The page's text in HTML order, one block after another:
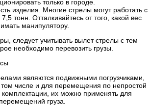
только в городе.
изделия. Многие стрелы могут работать с
тонн. Отталкивайтесь от того, какой вес
манипулятору.
следует учитывать вылет стрелы с тем
необходимо перевозить грузы.
являются подвижными погрузчиками,
числе и для перемещения по непростой
комплектации, их можно применять для
груза.